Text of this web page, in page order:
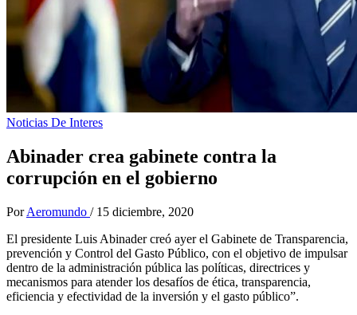
Noticias De Interes
Abinader crea gabinete contra la
corrupción en el gobierno
Por Aeromundo / 15 diciembre, 2020
El presidente Luis Abinader creó ayer el Gabinete de Transparencia,
prevención y Control del Gasto Público, con el objetivo de impulsar
dentro de la administración pública las políticas, directrices y
mecanismos para atender los desafíos de ética, transparencia,
eficiencia y efectividad de la inversión y el gasto público”.